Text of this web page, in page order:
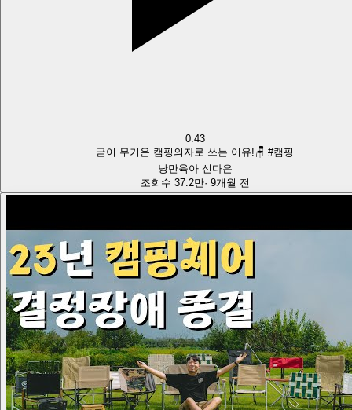
0:43
굳이 무거운 캠핑의자로 쓰는 이유!🪑 #캠핑
낭만육아 신다은
조회수 37.2만· 9개월 전